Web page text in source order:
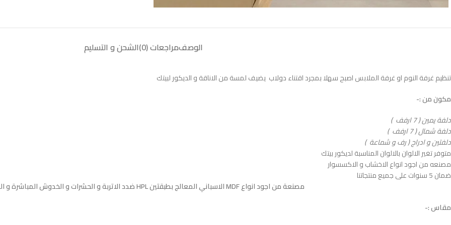
الوصفمراجعات (0) الشحن و التسليم
تنظيم غرفة النوم او غرفة الملابس اصبح سهلا بمجرد اقتناء دولاب يضيف لمسة من الاناقة و الديكور لبيتك
مكون من :-
دلفة يمين ( 7 ارفف )
دلفة شمال ( 7 ارفف )
دلفتين و ادراج ( رف و شماعة )
متوفر تغير الالوان بالالوان المناسبة لديكور بيتك
مصنعه من اجود انواع الاخشاب و الاكسسوار
ضمان 5 سنوات على جميع منتجاتنا
مصنعة من اجود انواع MDF الاسباني المعالج بطبقتين HPL ضدد الاتربة و الحشرات و الخدوش المباشرة و الرطوبة
مقاس :-